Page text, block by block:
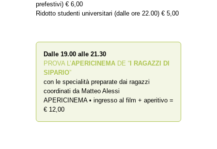
prefestivi) € 6,00
Ridotto studenti universitari (dalle ore 22.00) € 5,00
Dalle 19.00 alle 21.30
PROVA L’APERICINEMA DE “ I RAGAZZI DI
SIPARIO”
con le specialità preparate dai ragazzi
coordinati da Matteo Alessi
APERICINEMA • ingresso al film + aperitivo =
€ 12,00